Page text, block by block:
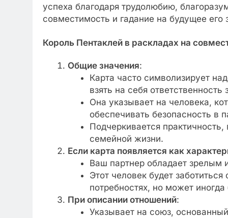
успеха благодаря трудолюбию,
совместимость и гадание на будущее его
Король Пентаклей в раскладах на
Общие значения:
Карта часто символизирует
взять на себя ответственность
Она указывает на человека,
обеспечивать безопасность в
Подчеркивается
семейной жизни.
Если карта появляется как
Ваш партнер обладает зрелым
Этот человек будет
потребностях, но может
При описании отношений:
Указывает на союз,